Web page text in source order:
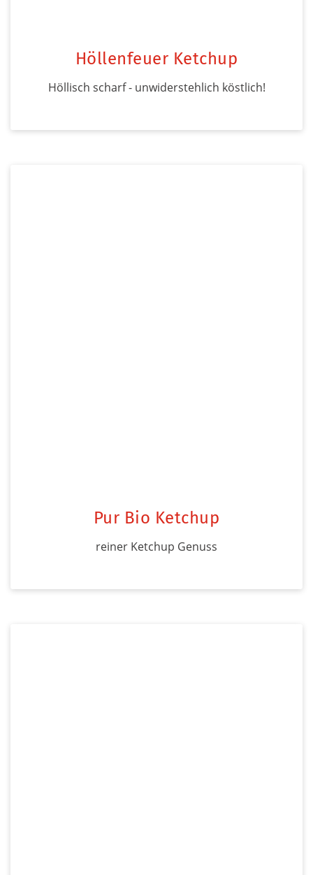
Höllenfeuer Ketchup
Höllisch scharf - unwiderstehlich köstlich!
Pur Bio Ketchup
reiner Ketchup Genuss